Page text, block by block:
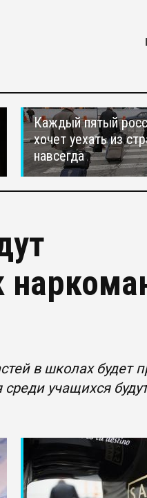
Каждый пятый
хочет уехать из
навсегда
в школах будет
среди учащихся